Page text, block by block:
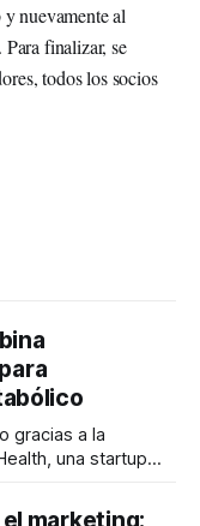
nuevamente al
finalizar, se
todos los socios
gracias a la
una startup
y monitoreo
marketing: